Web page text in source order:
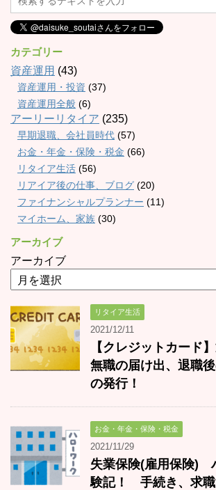
カテゴリー
資産運用 (43)
資産運用・投資 (37)
資産運用全般 (6)
アーリーリタイア (235)
早期退職、会社員時代 (57)
お金・年金・保険・税金 (66)
リタイア生活 (56)
リアイア後の仕事、ブログ (20)
ファイナンシャルプランナー (11)
マイホーム、家族 (30)
アーカイブ
アーカイブ
リタイア生活
2021/12/11
【クレジットカード
無職の届け出、退職
の発行！
お金・年金・保険・税金
2021/11/29
失業保険(雇用保険)
験記！ 手続き、求職